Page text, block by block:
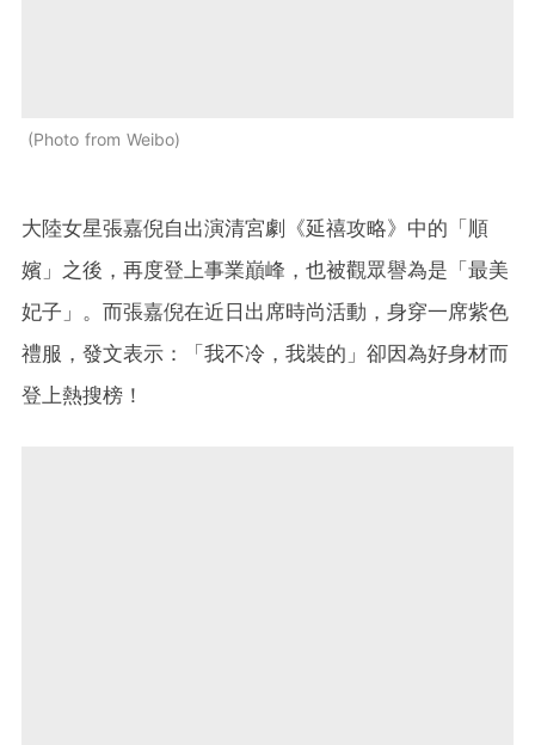
Photo from Weibo
大陸女星張嘉倪自出演清宮劇《延禧攻略》中的「順
嬪」之後，再度登上事業巔峰，也被觀眾譽為是「最美
妃子」。而張嘉倪在近日出席時尚活動，身穿一席紫色
禮服，發文表示：「我不冷，我裝的」卻因為好身材而
登上熱搜榜！